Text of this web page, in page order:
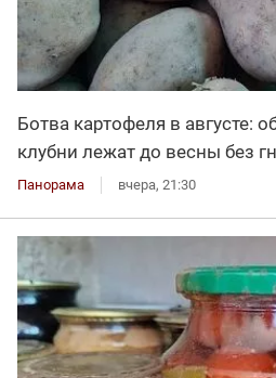
Ботва картофеля в августе:
клубни лежат до весны без
Панорама вчера, 21:30